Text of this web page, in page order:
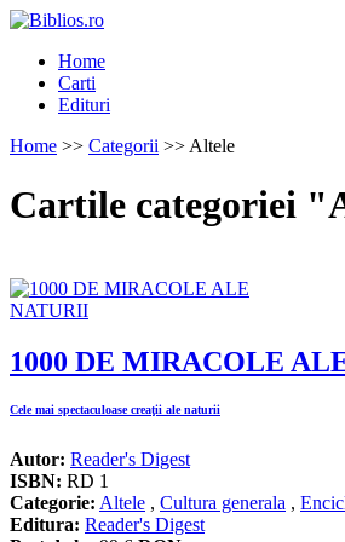
Home
Carti
Edituri
Home >> Categorii >> Altele
Cartile categoriei
1000 DE MIRACOLE
Cele mai spectaculoase creaţii ale naturii
Autor: Reader's Digest
ISBN: RD 1
Categorie: Altele , Cultura generala ,
Editura: Reader's Digest